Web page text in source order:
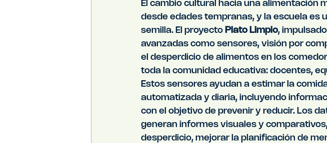
El cambio cultural hacia una alimentación
desde edades tempranas, y la escuela es
semilla. El proyecto Plato Limpio,
avanzadas como sensores, visión por
el desperdicio de alimentos en los
toda la comunidad educativa: docentes,
Estos sensores ayudan a estimar la
automatizada y diaria, incluyendo
con el objetivo de prevenir y reducir. Los
generan informes visuales y
desperdicio, mejorar la planificación de